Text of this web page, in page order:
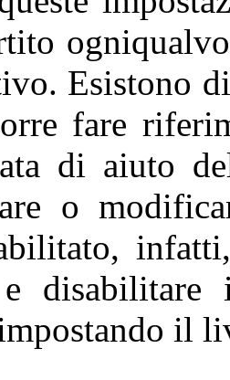
Esistono
fare
di aiuto
o
e
il